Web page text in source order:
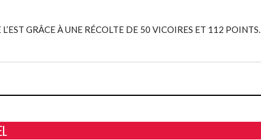
GRÂCE À UNE RÉCOLTE DE 50 VICOIRES ET 112 POINTS.